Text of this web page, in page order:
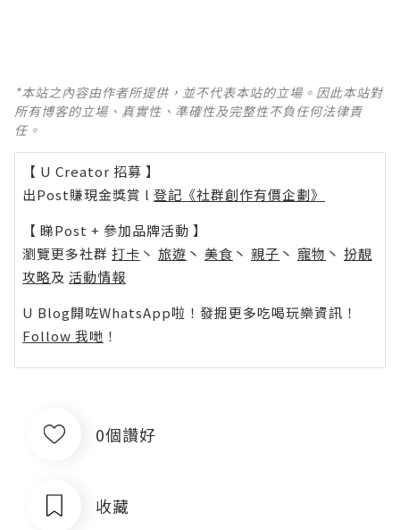
*本站之內容由作者所提供，並不代表本站的立場。因此本站對
所有博客的立場、真實性、準確性及完整性不負任何法律責
任。
【 U Creator 招募 】
出Post賺現金獎賞 l 登記《社群創作有價企劃》
【 睇Post + 參加品牌活動 】
瀏覽更多社群 打卡 丶 旅遊 丶 美食 丶 親子 丶 寵物 丶 扮靚
攻略及 活動情報
U Blog開咗WhatsApp啦！發掘更多吃喝玩樂資訊！
Follow 我哋 ！
0個讚好
收藏